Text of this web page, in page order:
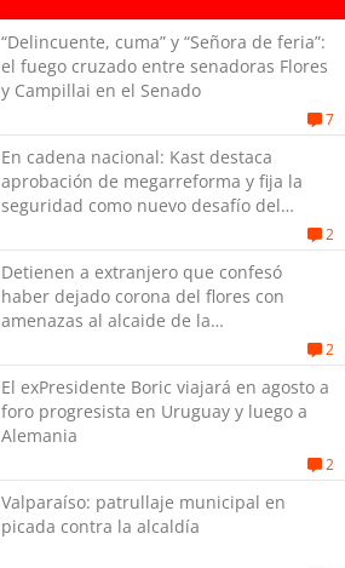
“Delincuente, cuma” y “Señora de feria”:
el fuego cruzado entre senadoras Flores
y Campillai en el Senado
7
En cadena nacional: Kast destaca
aprobación de megarreforma y fija la
seguridad como nuevo desafío del
2
Detienen a extranjero que confesó
haber dejado corona del flores con
amenazas al alcaide de la
2
El exPresidente Boric viajará en agosto a
foro progresista en Uruguay y luego a
Alemania
2
Valparaíso: patrullaje municipal en
picada contra la alcaldía